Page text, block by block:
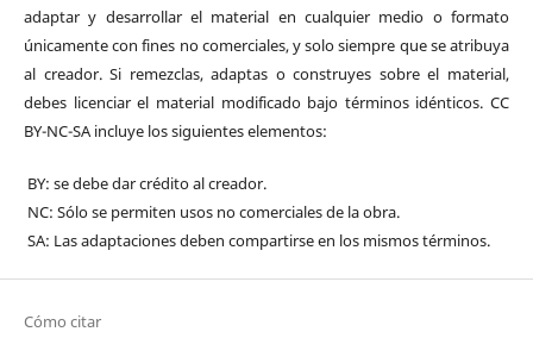
adaptar y desarrollar el material en cualquier medio o formato
únicamente con fines no comerciales, y solo siempre que se atribuya
al creador. Si remezclas, adaptas o construyes sobre el material,
debes licenciar el material modificado bajo términos idénticos. CC
BY-NC-SA incluye los siguientes elementos:
BY: se debe dar crédito al creador.
NC: Sólo se permiten usos no comerciales de la obra.
SA: Las adaptaciones deben compartirse en los mismos términos.
Cómo citar